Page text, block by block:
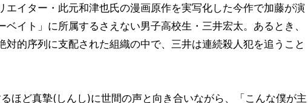
エイター・此元和津也氏の漫画原作を実写化した今作で加藤が演
ベイト」に所属するさえない男子高校生・三井宏太。あるとき、
対的序列に支配された組織の中で、三井は連続殺人犯を追うこと
ほど真摯(しんし)に世間の声と向き合いながら、「こんな僕が主